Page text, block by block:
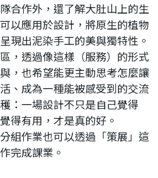
合作外，還了解大肚山上的生
以應用於設計，將原生的植物
現出泥染手工的美與獨特性。
，透過像這樣（服務）的形式
，也希望能更主動思考怎麼讓
、成為一種能被感受到的交流
：一場設計不只是自己覺得
得有用，才是真的好。
組作業也可以透過「策展」這
完成課業。